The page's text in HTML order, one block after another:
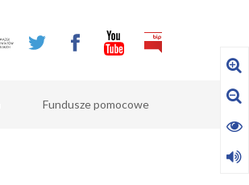
Fundusze pomocowe